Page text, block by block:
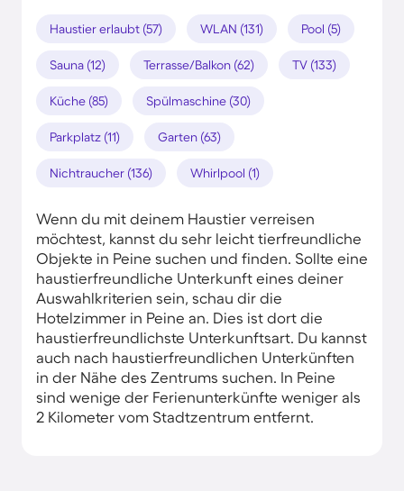
Haustier erlaubt (57) WLAN (131) Pool (5)
Sauna (12) Terrasse/Balkon (62) TV (133)
Küche (85) Spülmaschine (30)
Parkplatz (11) Garten (63)
Nichtraucher (136) Whirlpool (1)
Wenn du mit deinem Haustier verreisen
möchtest, kannst du sehr leicht tierfreundliche
Objekte in Peine suchen und finden. Sollte eine
haustierfreundliche Unterkunft eines deiner
Auswahlkriterien sein, schau dir die
Hotelzimmer in Peine an. Dies ist dort die
haustierfreundlichste Unterkunftsart. Du kannst
auch nach haustierfreundlichen Unterkünften
in der Nähe des Zentrums suchen. In Peine
sind wenige der Ferienunterkünfte weniger als
2 Kilometer vom Stadtzentrum entfernt.